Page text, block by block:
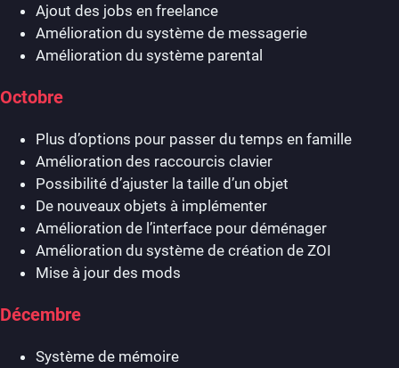
Ajout des jobs en freelance
Amélioration du système de messagerie
Amélioration du système parental
Octobre
Plus d’options pour passer du temps en famille
Amélioration des raccourcis clavier
Possibilité d’ajuster la taille d’un objet
De nouveaux objets à implémenter
Amélioration de l’interface pour déménager
Amélioration du système de création de ZOI
Mise à jour des mods
Décembre
Système de mémoire